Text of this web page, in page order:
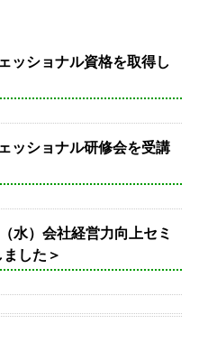
ッショナル資格を取得し
ッショナル研修会を受講
水）会社経営力向上セミ
した＞